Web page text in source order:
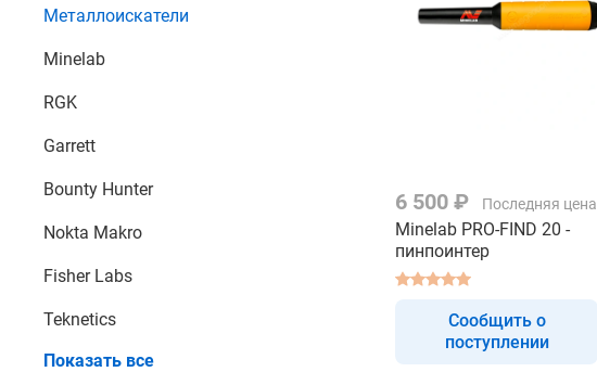
Металлоискатели
Minelab
RGK
Garrett
Bounty Hunter
Nokta Makro
Fisher Labs
Teknetics
Показать все
6 500 ₽ Последняя цена
Minelab PRO-FIND 20 -
пинпоинтер
Сообщить о
поступлении